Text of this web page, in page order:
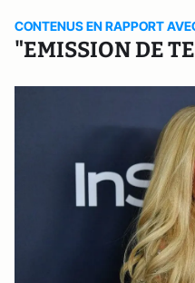
CONTENUS EN RAPPORT
"EMISSION DE